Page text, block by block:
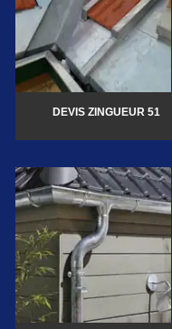
DEVIS ZINGUEUR 51